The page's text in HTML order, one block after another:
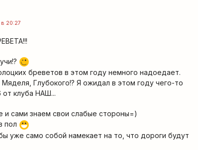
20:27
;)
бреветов в этом году немного надоедает.
Глубокого!? Я ожидал в этом году чего-то
от клуба НАШ...
и сами знаем свои слабые стороны=)
пол :D
уже само собой намекает на то, что дороги будут